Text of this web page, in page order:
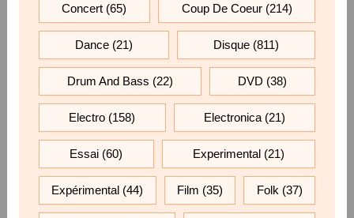
Concert (65) Coup De Coeur(214)
Dance(21) Disque (811)
Drum And Bass (22) DVD (38)
Electro (158) Electronica(21)
Essai (60) Experimental(21)
Expérimental (44) Film (35) Folk (37)